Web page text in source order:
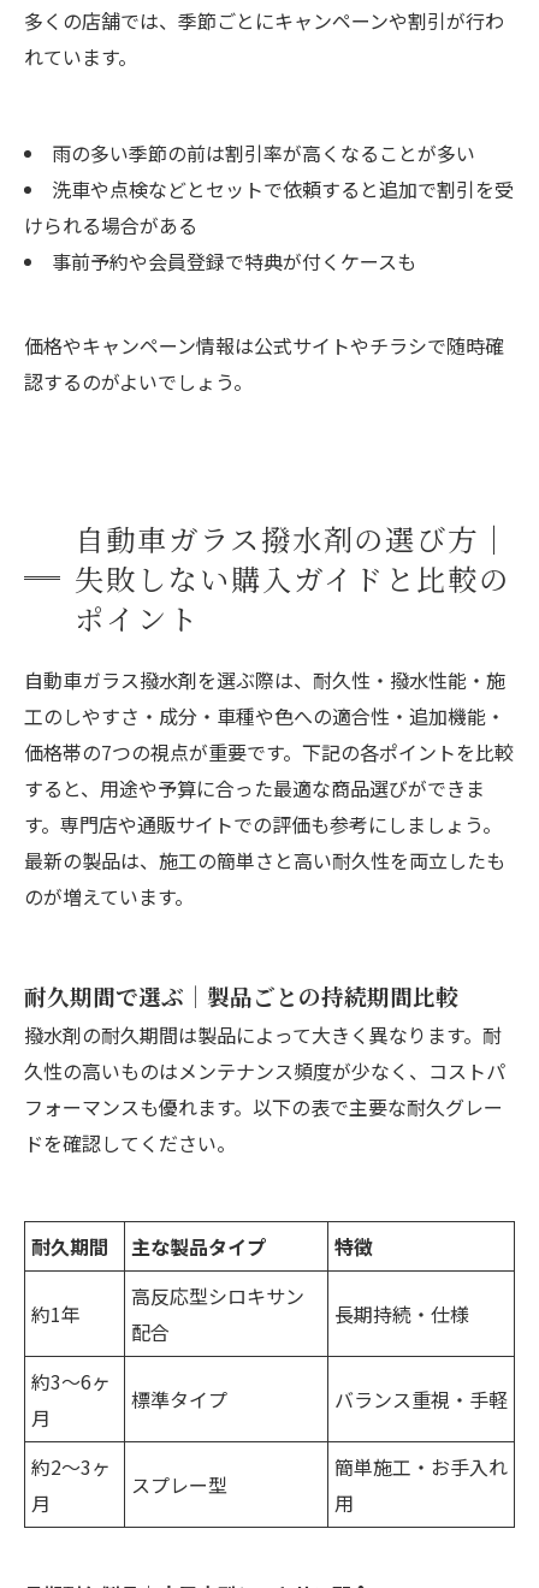
多くの店舗では、季節ごとにキャンペーンや割引が行わ
れています。
雨の多い季節の前は割引率が高くなることが多い
洗車や点検などとセットで依頼すると追加で割引を受
けられる場合がある
事前予約や会員登録で特典が付くケースも
価格やキャンペーン情報は公式サイトやチラシで随時確
認するのがよいでしょう。
自動車ガラス撥水剤の選び方｜
失敗しない購入ガイドと比較の
ポイント
自動車ガラス撥水剤を選ぶ際は、耐久性・撥水性能・施
工のしやすさ・成分・車種や色への適合性・追加機能・
価格帯の7つの視点が重要です。下記の各ポイントを比較
すると、用途や予算に合った最適な商品選びができま
す。専門店や通販サイトでの評価も参考にしましょう。
最新の製品は、施工の簡単さと高い耐久性を両立したも
のが増えています。
耐久期間で選ぶ｜製品ごとの持続期間比較
撥水剤の耐久期間は製品によって大きく異なります。耐
久性の高いものはメンテナンス頻度が少なく、コストパ
フォーマンスも優れます。以下の表で主要な耐久グレー
ドを確認してください。
耐久期間 主な製品タイプ 特徴
約1年
高反応型シロキサン
配合
長期持続・仕様
約3～6ヶ
月
標準タイプ バランス重視・手軽
約2～3ヶ
月
スプレー型
簡単施工・お手入れ
用